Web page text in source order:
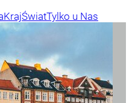
KrajŚwiatTylko u Nas